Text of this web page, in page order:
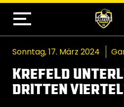
Sonntag, 17. März 2024
KREFELD
DRITTEN